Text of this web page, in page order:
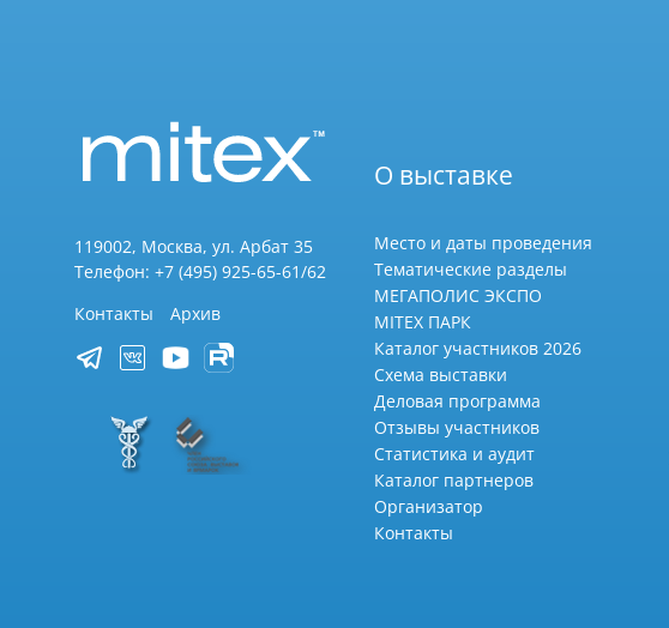
119002, Москва, ул. Арбат 35
Телефон: +7 (495) 925-65-61/62
Контакты
Архив
О выставке
Место и даты проведения
Тематические разделы
МЕГАПОЛИС ЭКСПО
MITEX ПАРК
Каталог участников 2026
Схема выставки
Деловая программа
Отзывы участников
Статистика и аудит
Каталог партнеров
Организатор
Контакты